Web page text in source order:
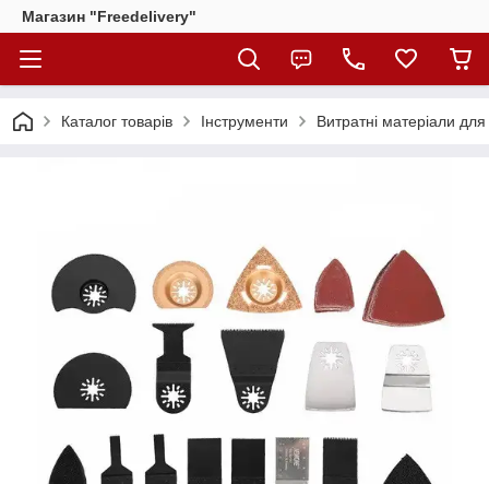
Магазин "Freedelivery"
Каталог товарів Інструменти Витратні матеріали для